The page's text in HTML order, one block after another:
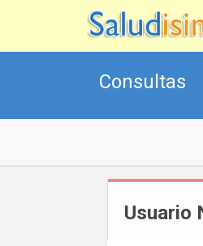
Consultas
Usuario